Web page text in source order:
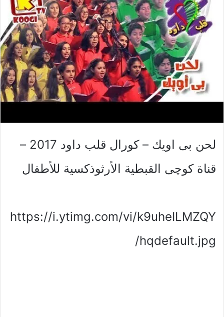
لحن بى اويك – كورال قلب داود 2017 –
قناة كوچى القبطية الأرثوذكسية للأطفال
https://i.ytimg.com/vi/k9uheILMZQY
/hqdefault.jpg